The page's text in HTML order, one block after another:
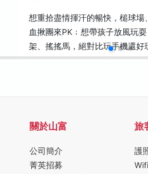
想重拾盡情揮汗的暢快，槌球場
血揪團來PK﹔想帶孩子放風玩
架、搖搖馬，絕對比玩手機還好
關於山富
公司簡介
菁英招募
旅
護